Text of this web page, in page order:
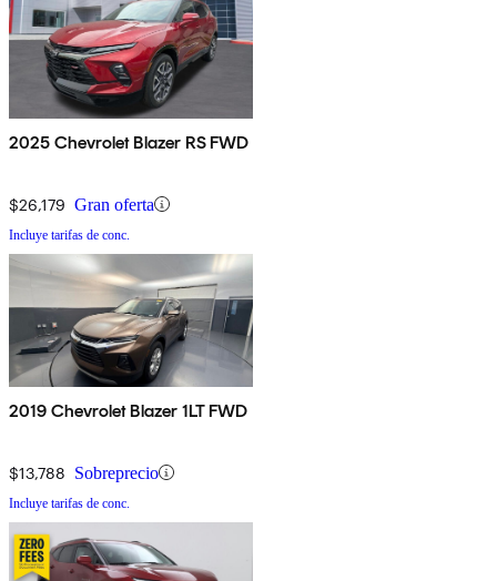
2025 Chevrolet Blazer RS FWD
$26,179 Gran oferta
Incluye tarifas de conc.
2019 Chevrolet Blazer 1LT FWD
$13,788 Sobreprecio
Incluye tarifas de conc.